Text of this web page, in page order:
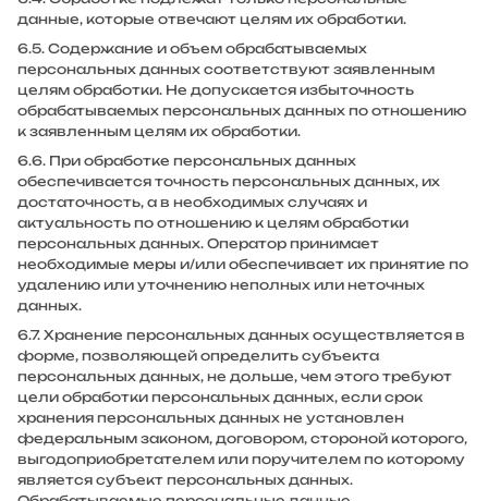
данные, которые отвечают целям их обработки.
6.5. Содержание и объем обрабатываемых
персональных данных соответствуют заявленным
целям обработки. Не допускается избыточность
обрабатываемых персональных данных по отношению
к заявленным целям их обработки.
6.6. При обработке персональных данных
обеспечивается точность персональных данных, их
достаточность, а в необходимых случаях и
актуальность по отношению к целям обработки
персональных данных. Оператор принимает
необходимые меры и/или обеспечивает их принятие по
удалению или уточнению неполных или неточных
данных.
6.7. Хранение персональных данных осуществляется в
форме, позволяющей определить субъекта
персональных данных, не дольше, чем этого требуют
цели обработки персональных данных, если срок
хранения персональных данных не установлен
федеральным законом, договором, стороной которого,
выгодоприобретателем или поручителем по которому
является субъект персональных данных.